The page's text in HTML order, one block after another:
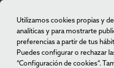
Utilizamos cookies propias y
analíticas y para mostrarte
preferencias a partir de tus
Puedes configurar o rechazar
“Configuración de cookies”.